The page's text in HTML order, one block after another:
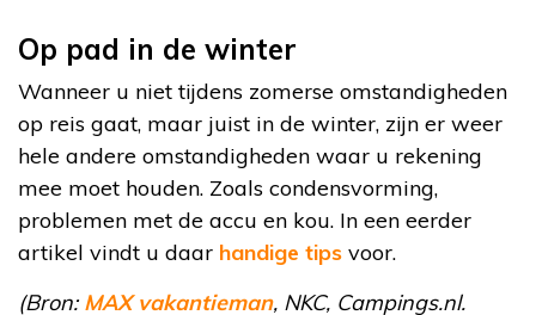
Op pad in de winter
Wanneer u niet tijdens zomerse omstandigheden
op reis gaat, maar juist in de winter, zijn er weer
hele andere omstandigheden waar u rekening
mee moet houden. Zoals condensvorming,
problemen met de accu en kou. In een eerder
artikel vindt u daar handige tips voor.
(Bron:MAX vakantieman, NKC, Campings.nl.